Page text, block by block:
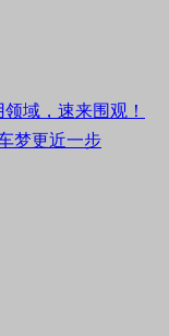
域，速来围观！
梦更近一步